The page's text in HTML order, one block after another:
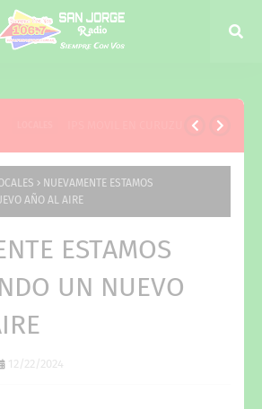
NUEVAMENTE ESTAMOS
AÑO AL AIRE
ESTAMOS
UN NUEVO
12/22/2024